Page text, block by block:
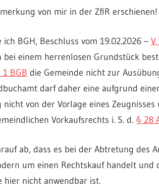
von mir in der ZfIR erschienen!
BGH, Beschluss vom 19.02.2026 – V
einem herrenlosen Grundstück
BGB die Gemeinde nicht zur
darf daher eine aufgrund
von der Vorlage eines
Vorkaufsrechts i. S. d. § 28
ab, dass es bei der Abtretung des
um einen Rechtskauf handelt und
hier nicht anwendbar ist.